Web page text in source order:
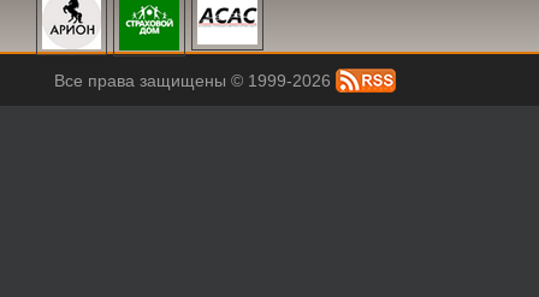
Все права защищены © 1999-2026